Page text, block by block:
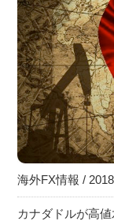
海外FX情報 /
カナダドルが高